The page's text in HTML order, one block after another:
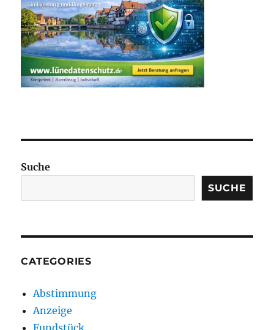
Suche
SUCHE
CATEGORIES
Abstimmung
Anzeige